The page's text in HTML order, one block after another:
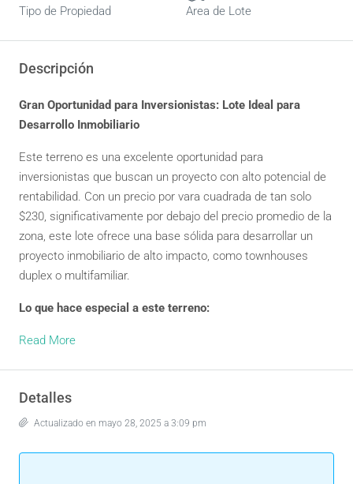
Tipo de Propiedad
Area de Lote
Descripción
Gran Oportunidad para Inversionistas: Lote Ideal para
Desarrollo Inmobiliario
Este terreno es una excelente oportunidad para
inversionistas que buscan un proyecto con alto potencial de
rentabilidad. Con un precio por vara cuadrada de tan solo
$230, significativamente por debajo del precio promedio de la
zona, este lote ofrece una base sólida para desarrollar un
proyecto inmobiliario de alto impacto, como townhouses
duplex o multifamiliar.
Lo que hace especial a este terreno:
Read More
Detalles
Actualizado en mayo 28, 2025 a 3:09 pm